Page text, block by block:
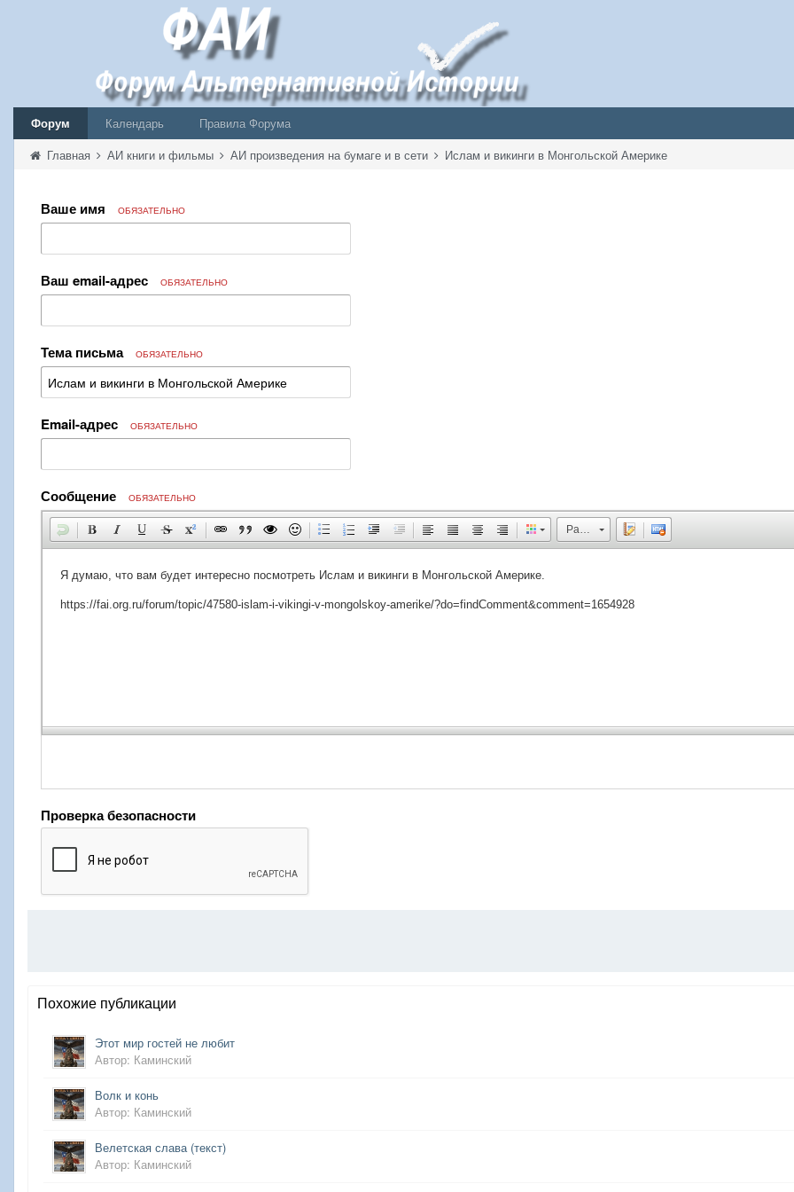
Форум Календарь
Правила Форума
Главная АИ книги и фильмы АИ произведения на бумаге и в сети Ислам и викинги в Монгольской Америке
Ваше имя ОБЯЗАТЕЛЬНО
Ваш email-адрес ОБЯЗАТЕЛЬНО
Тема письма ОБЯЗАТЕЛЬНО
Email-адрес ОБЯЗАТЕЛЬНО
Сообщение ОБЯЗАТЕЛЬНО
Размер
Проверка безопасности
Похожие публикации
Этот мир гостей не любит
Автор: Каминский
Волк и конь
Автор: Каминский
Велетская слава (текст)
Автор: Каминский